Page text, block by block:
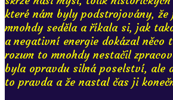
které nám byly podstrojovány, že
mnohdy seděla a říkala si, jak
a negativní energie dokázal něco
rozum to mnohdy nestačil
byla opravdu silná poselství, ale
to pravda a že nastal čas ji